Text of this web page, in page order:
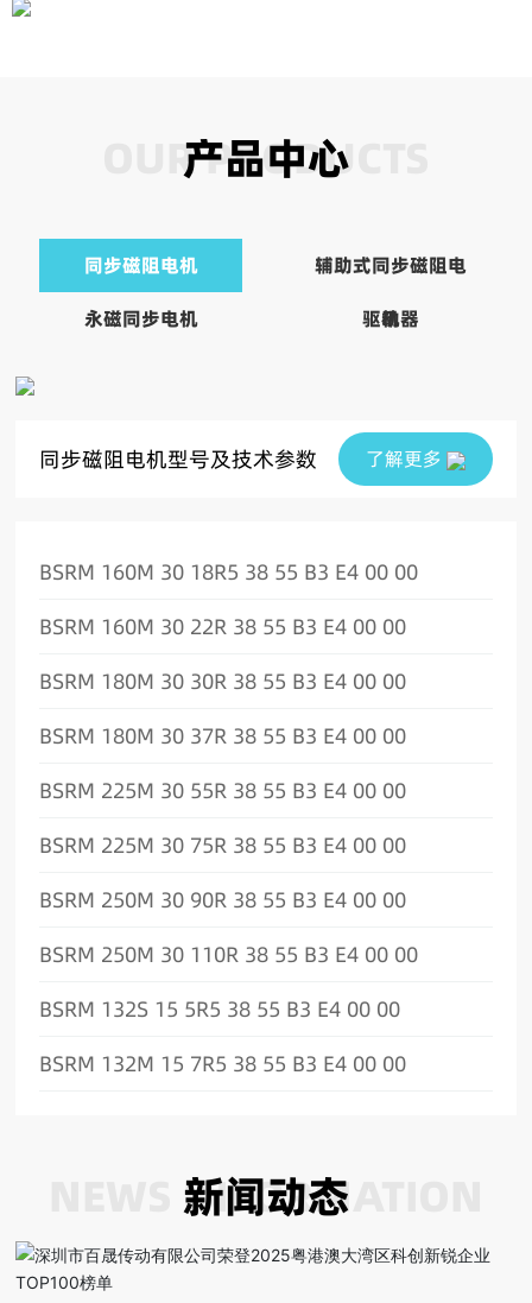
OUR PRODUCTS
产品中心
同步磁阻电机 辅助式同步磁阻电
机
永磁同步电机 驱动器
同步磁阻电机型号及技术参数 了解更多
BSRM 160M 30 18R5 38 55 B3 E4 00 00
BSRM 160M 30 22R 38 55 B3 E4 00 00
BSRM 180M 30 30R 38 55 B3 E4 00 00
BSRM 180M 30 37R 38 55 B3 E4 00 00
BSRM 225M 30 55R 38 55 B3 E4 00 00
BSRM 225M 30 75R 38 55 B3 E4 00 00
BSRM 250M 30 90R 38 55 B3 E4 00 00
BSRM 250M 30 110R 38 55 B3 E4 00 00
BSRM 132S 15 5R5 38 55 B3 E4 00 00
BSRM 132M 15 7R5 38 55 B3 E4 00 00
NEWS INFORMATION
新闻动态